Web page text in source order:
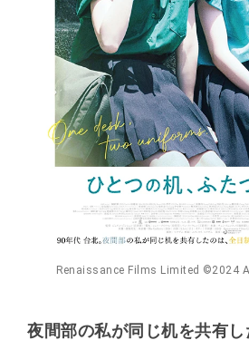
Renaissance Films Limited ©️2024
夜間部の私が同じ机を共有し